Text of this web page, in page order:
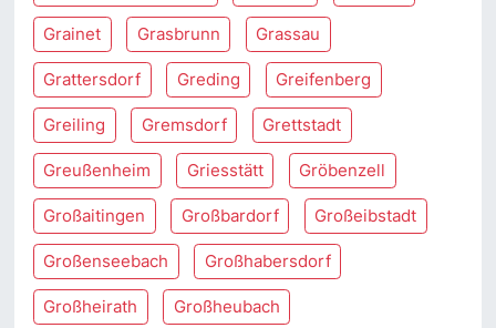
Grainet Grasbrunn Grassau
Grattersdorf Greding Greifenberg
Greiling Gremsdorf Grettstadt
Greußenheim Griesstätt Gröbenzell
Großaitingen Großbardorf Großeibstadt
Großenseebach Großhabersdorf
Großheirath Großheubach